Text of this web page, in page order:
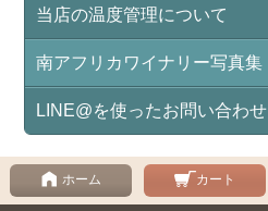
当店の温度管理について
南アフリカワイナリー写真集
LINE@を使ったお問い合わせ
ホーム カート